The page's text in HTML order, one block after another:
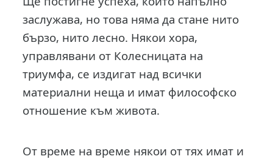
заслужава, но това няма да стане нито
бързо, нито лесно. Някои хора,
управлявани от Колесницата на
триумфа, се издигат над всички
материални неща и имат философско
отношение към живота.
От време на време някои от тях имат и